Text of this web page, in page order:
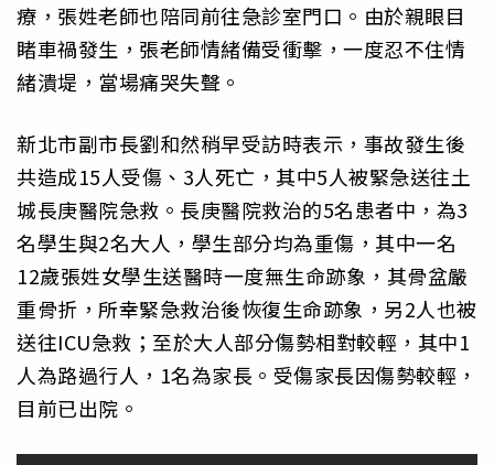
療，張姓老師也陪同前往急診室門口。由於親眼目
睹車禍發生，張老師情緒備受衝擊，一度忍不住情
緒潰堤，當場痛哭失聲。
新北市副市長劉和然稍早受訪時表示，事故發生後
共造成15人受傷、3人死亡，其中5人被緊急送往土
城長庚醫院急救。長庚醫院救治的5名患者中，為3
名學生與2名大人，學生部分均為重傷，其中一名
12歲張姓女學生送醫時一度無生命跡象，其骨盆嚴
重骨折，所幸緊急救治後恢復生命跡象，另2人也被
送往ICU急救；至於大人部分傷勢相對較輕，其中1
人為路過行人，1名為家長。受傷家長因傷勢較輕，
目前已出院。